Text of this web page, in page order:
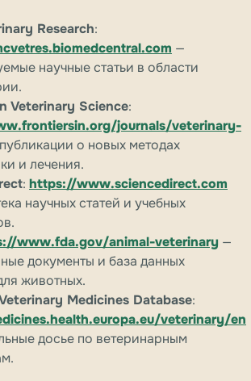
Research:
—
научные статьи в области
Veterinary Science:
journals/veterinary-
о новых методах
и лечения.
: https://www.sciencedirect.com
научных статей и учебных
www.fda.gov/animal-veterinary —
документы и база данных
животных.
Medicines Database:
veterinary/en
досье по ветеринарным